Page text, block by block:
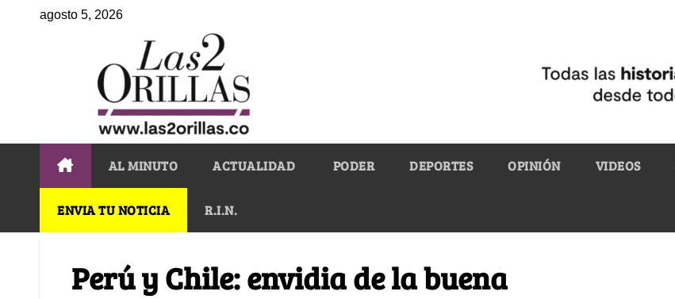
agosto 5, 2026
AL MINUTO ACTUALIDAD PODER DEPORTES OPINIÓN VIDEOS
ENVIA TU NOTICIA R.I.N.
Perú y Chile: envidia de la buena